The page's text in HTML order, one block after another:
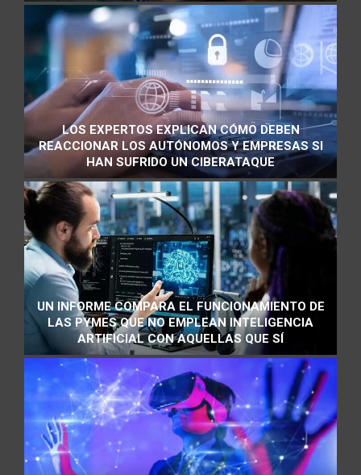
LOS EXPERTOS EXPLICAN CÓMO DEBEN
REACCIONAR LOS AUTÓNOMOS Y EMPRESAS SI
HAN SUFRIDO UN CIBERATAQUE
UN INFORME COMPARA EL FUNCIONAMIENTO DE
LAS PYMES QUE NO EMPLEAN INTELIGENCIA
ARTIFICIAL CON AQUELLAS QUE SÍ